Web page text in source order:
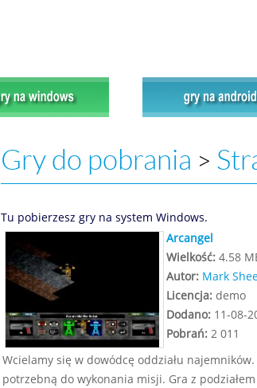
Gry do pobrania >
Tu pobierzesz gry na system Windows.
Arcangel
Wielkość:4.58
Autor: Mark
Licencja:demo
Dodano:11-08-
Pobrań:2 011
Wcielamy się w dowódcę oddziału
potrzebną do wykonania misji. Gra z